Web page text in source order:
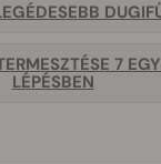
7
LÉPÉSBEN